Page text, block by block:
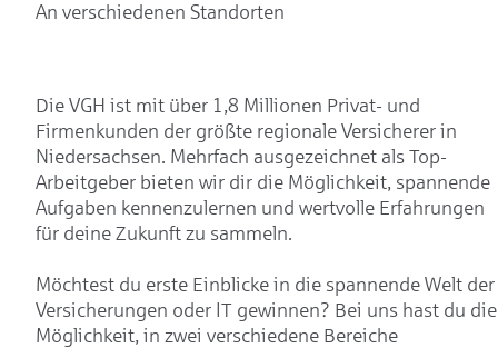
An verschiedenen Standorten
Die VGH ist mit über 1,8 Millionen Privat- und
Firmenkunden der größte regionale Versicherer in
Niedersachsen. Mehrfach ausgezeichnet als Top-
Arbeitgeber bieten wir dir die Möglichkeit, spannende
Aufgaben kennenzulernen und wertvolle Erfahrungen
für deine Zukunft zu sammeln.
Möchtest du erste Einblicke in die spannende Welt der
Versicherungen oder IT gewinnen? Bei uns hast du die
Möglichkeit, in zwei verschiedene Bereiche